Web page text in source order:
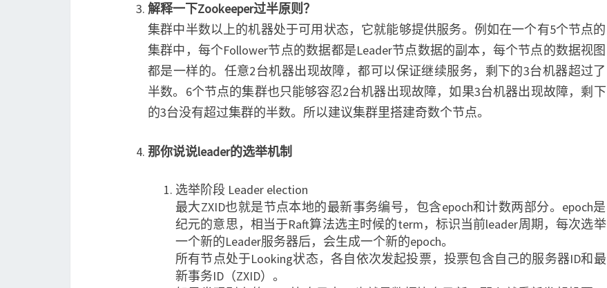
部
署
Z
o
o
k
解释一下Zookeeper过半原则？
集群中半数以上的机器处于可用状态，它就能够提供服务。例如在一个有5个节点的
集群中，每个Follower节点的数据都是Leader节点数据的副本，每个节点的数据视图
都是一样的。任意2台机器出现故障，都可以保证继续服务，剩下的3台机器超过了
半数。6个节点的集群也只能够容忍2台机器出现故障，如果3台机器出现故障，剩下
的3台没有超过集群的半数。所以建议集群里搭建奇数个节点。
那你说说leader的选举机制
选举阶段 Leader election
最大ZXID也就是节点本地的最新事务编号，包含epoch和计数两部分。epoch是
纪元的意思，相当于Raft算法选主时候的term，标识当前leader周期，每次选举
一个新的Leader服务器后，会生成一个新的epoch。
所有节点处于Looking状态，各自依次发起投票，投票包含自己的服务器ID和最
新事务ID（ZXID）。